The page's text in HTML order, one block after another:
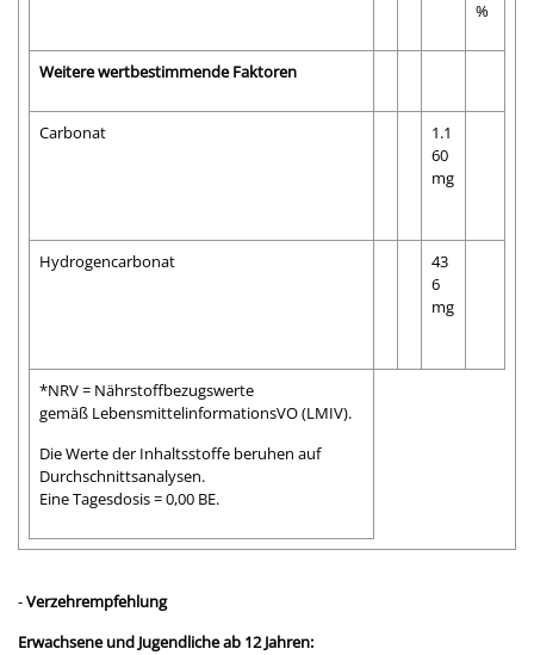
%
Weitere wertbestimmende Faktoren
Carbonat
1.1
60
mg
Hydrogencarbonat
43
6
mg
*NRV = Nährstoffbezugswerte
gemäß LebensmittelinformationsVO (LMIV).
Die Werte der Inhaltsstoffe beruhen auf
Durchschnittsanalysen.
Eine Tagesdosis = 0,00 BE.
-Verzehrempfehlung
Erwachsene und Jugendliche ab 12 Jahren: